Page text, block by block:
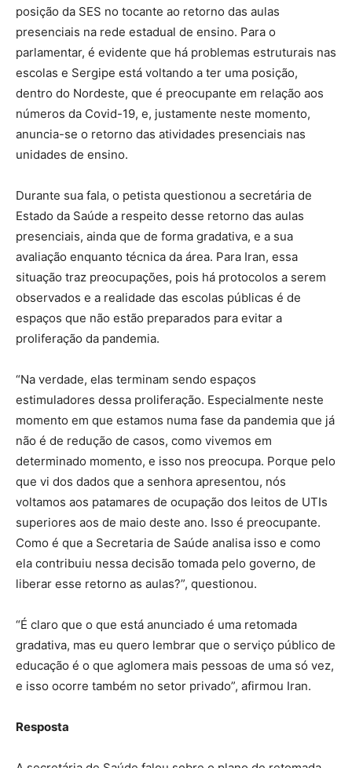
posição da SES no tocante ao retorno das aulas
presenciais na rede estadual de ensino. Para o
parlamentar, é evidente que há problemas estruturais nas
escolas e Sergipe está voltando a ter uma posição,
dentro do Nordeste, que é preocupante em relação aos
números da Covid-19, e, justamente neste momento,
anuncia-se o retorno das atividades presenciais nas
unidades de ensino.
Durante sua fala, o petista questionou a secretária de
Estado da Saúde a respeito desse retorno das aulas
presenciais, ainda que de forma gradativa, e a sua
avaliação enquanto técnica da área. Para Iran, essa
situação traz preocupações, pois há protocolos a serem
observados e a realidade das escolas públicas é de
espaços que não estão preparados para evitar a
proliferação da pandemia.
“Na verdade, elas terminam sendo espaços
estimuladores dessa proliferação. Especialmente neste
momento em que estamos numa fase da pandemia que já
não é de redução de casos, como vivemos em
determinado momento, e isso nos preocupa. Porque pelo
que vi dos dados que a senhora apresentou, nós
voltamos aos patamares de ocupação dos leitos de UTIs
superiores aos de maio deste ano. Isso é preocupante.
Como é que a Secretaria de Saúde analisa isso e como
ela contribuiu nessa decisão tomada pelo governo, de
liberar esse retorno as aulas?”, questionou.
“É claro que o que está anunciado é uma retomada
gradativa, mas eu quero lembrar que o serviço público de
educação é o que aglomera mais pessoas de uma só vez,
e isso ocorre também no setor privado”, afirmou Iran.
Resposta